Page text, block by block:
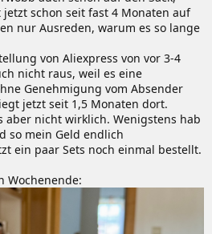
jetzt schon seit fast 4 Monaten auf
nur Ausreden, warum es so lange
von Aliexpress von vor 3-4
nicht raus, weil es eine
Genehmigung vom Absender
jetzt seit 1,5 Monaten dort.
aber nicht wirklich. Wenigstens hab
so mein Geld endlich
ein paar Sets noch einmal bestellt.
Wochenende: